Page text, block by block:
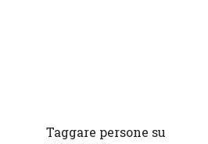
Taggare persone su